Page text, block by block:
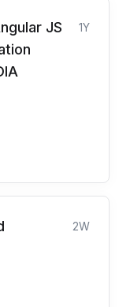
JS
1Y
2W